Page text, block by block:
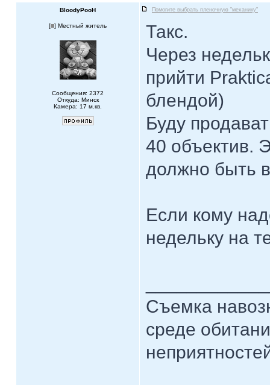
BloodyPooH Помогите выбрать пленочную "механику"
[ ] Местный житель
Сообщения: 2372
Откуда: Минск
Камера: 17 м.кв.
Такс.
Через
прийти
блендой)
Буду
40 объектив.
должно быть
Если кому
недельку на
Съемка
среде